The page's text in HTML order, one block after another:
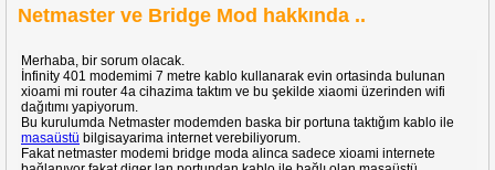
Adblock şimdi evimden kim internete bağlanırsa bağlansın reklam çıkmıyor.
Birde tam ne olduğunu anlamadım ama Dns DoH "https-dns-proxy" diye bir
şey kurdum direk ağdaki bütün cihazlar istediğim dns ile kusursuz çalışıyor
ve kullanımı çok kolay.
Netmaster ve Bridge Mod hakkında ..
Merhaba, bir sorum olacak.
İnfinity 401 modemimi 7 metre kablo kullanarak evin ortasinda bulunan
xioami mi router 4a cihazima taktım ve bu şekilde xiaomi üzerinden wifi
dağıtımı yapiyorum.
Bu kurulumda Netmaster modemden baska bir portuna taktığım kablo ile
masaüstü bilgisayarima internet verebiliyorum.
Fakat netmaster modemi bridge moda alinca sadece xioami internete